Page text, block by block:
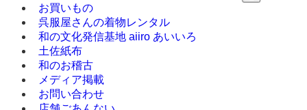
お買いもの
呉服屋さんの着物レンタル
和の文化発信基地 aiiro あいいろ
土佐紙布
和のお稽古
メディア掲載
お問い合わせ